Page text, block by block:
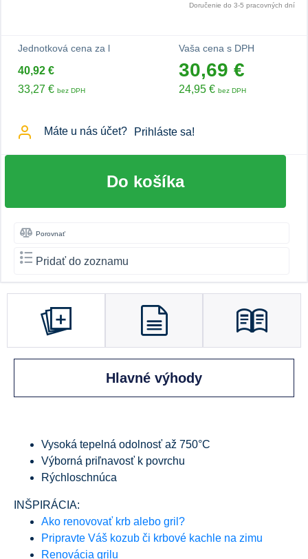
Doručenie do 3-5 pracovných dní
Jednotková cena za l
40,92 €
33,27 € bez DPH
Vaša cena s DPH
30,69 €
24,95 € bez DPH
Máte u nás účet? Prihláste sa!
Do košíka
Porovnať
Pridať do zoznamu
Hlavné výhody
Vysoká tepelná odolnosť až 750°C
Výborná priľnavosť k povrchu
Rýchloschnúca
INŠPIRÁCIA:
Ako renovovať krb alebo gril?
Pripravte Váš kozub či krbové kachle na zimu
Renovácia grilu